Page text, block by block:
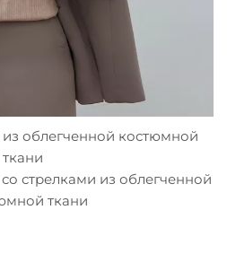
облегченной костюмной
ткани
стрелками из облегченной
ткани